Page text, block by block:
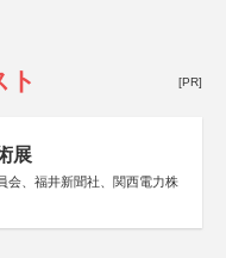
ト [PR]
展
会、福井新聞社、関西電力株